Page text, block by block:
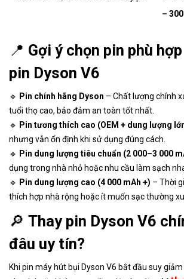
–
📍 Gợi ý chọn pin phù
pin Dyson V6
🔹 Pin chính hãng Dyson – Chất lượng chính
tuổi thọ cao, bảo đảm an toàn tốt nhất.
🔹 Pin tương thích cao (OEM + dung lượng
nhưng vẫn ổn định khi sử dụng đúng cách.
🔹 Pin dung lượng tiêu chuẩn (2 000–3 000
dụng trong nhà nhỏ hoặc nhu cầu làm sạch
🔹 Pin dung lượng cao (4 000 mAh +) – Thời
thích hợp nhà rộng hoặc ít muốn sạc thường
🔎 Thay pin Dyson V6
đâu uy tín?
Khi pin máy hút bụi Dyson V6 bắt đầu suy